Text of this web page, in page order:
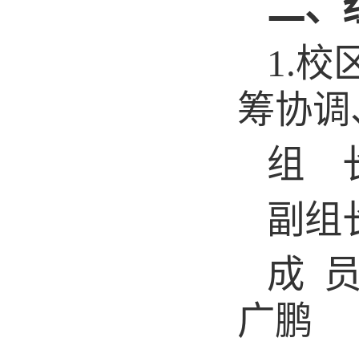
1.校
筹协
组
副组
成
广鹏